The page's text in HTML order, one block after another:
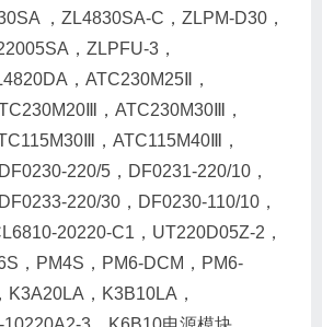
，ZL4830SA-C，ZLPM-D30，
，ZLPFU-3，
，ATC230M25Ⅱ，
，ATC230M30Ⅲ，
，ATC115M40Ⅲ，
220/5，DF0231-220/10，
220/30，DF0230-110/10，
20220-C1，UT220D05Z-2，
，PM4S，PM6-DCM，PM6-
，K3B10LA，